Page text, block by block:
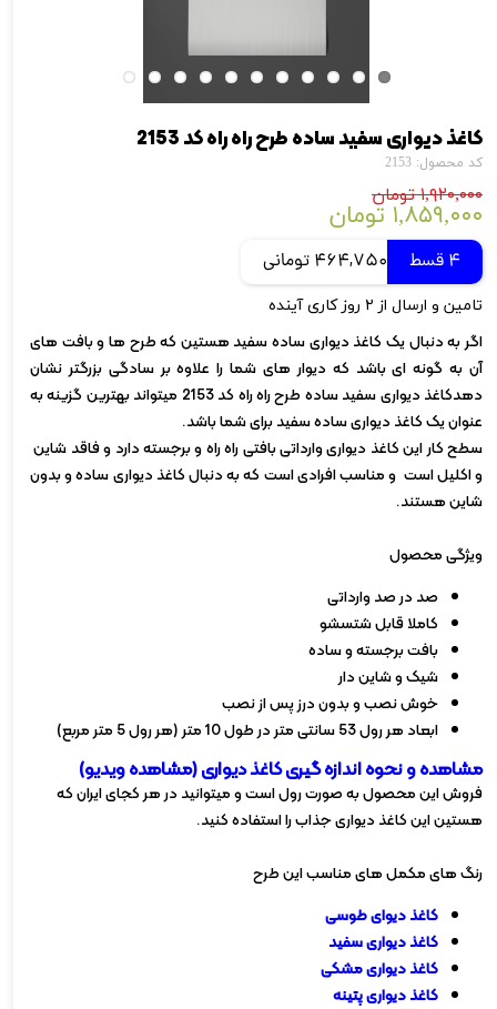
کاغذ دیواری سفید ساده طرح راه راه کد 2153
کد محصول: 2153
۱,۹۲۰,۰۰۰ تومان
۱,۸۵۹,۰۰۰ تومان
4 قسط 464,750 تومانی
تامین و ارسال از ۲ روز کاری آینده
اگر به دنبال یک کاغذ دیواری ساده سفید هستین که طرح ها و بافت های
آن به گونه ای باشد که دیوار های شما را علاوه بر سادگی بزرگتر نشان
دهدکاغذ دیواری سفید ساده طرح راه راه کد 2153 میتواند بهترین گزینه به
عنوان یک کاغذ دیواری ساده سفید برای شما باشد.
سطح کار این کاغذ دیواری وارداتی بافتی راه راه و برجسته دارد و فاقد شاین
و اکلیل است و مناسب افرادی است که به دنبال کاغذ دیواری ساده و بدون
شاین هستند.
ویژگی محصول
صد در صد وارداتی
کاملا قابل شتسشو
بافت برجسته و ساده
شیک و شاین دار
خوش نصب و بدون درز پس از نصب
ابعاد هر رول 53 سانتی متر در طول 10 متر (هر رول 5 متر مربع)
مشاهده و نحوه اندازه گیری کاغذ دیواری (مشاهده ویدیو)
فروش این محصول به صورت رول است و میتوانید در هر کجای ایران که
هستین این کاغذ دیواری جذاب را استفاده کنید.
رنگ های مکمل های مناسب این طرح
کاغذ دیوای طوسی
کاغذ دیواری سفید
کاغذ دیواری مشکی
کاغذ دیواری پتینه